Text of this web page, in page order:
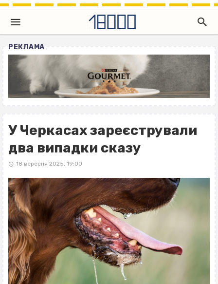
РЕКЛАМА
У Черкасах зареєстрували
два випадки сказу
18 вересня 2025, 19:00